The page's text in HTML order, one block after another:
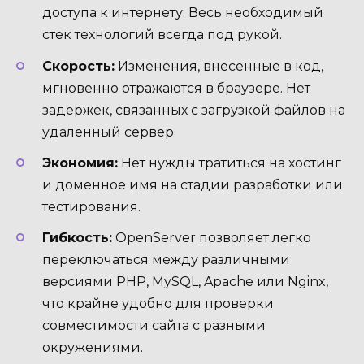
доступа к интернету. Весь необходимый
стек технологий всегда под рукой.
Скорость: Изменения, внесенные в код,
мгновенно отражаются в браузере. Нет
задержек, связанных с загрузкой файлов на
удаленный сервер.
Экономия: Нет нужды тратиться на хостинг
и доменное имя на стадии разработки или
тестирования.
Гибкость: OpenServer позволяет легко
переключаться между различными
версиями PHP, MySQL, Apache или Nginx,
что крайне удобно для проверки
совместимости сайта с разными
окружениями.